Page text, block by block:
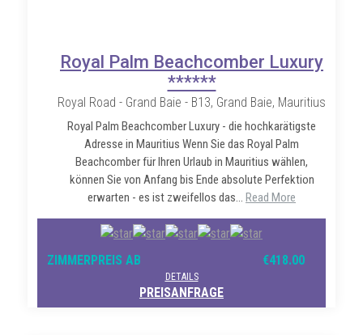
Royal Palm Beachcomber Luxury
******
Royal Road - Grand Baie - B13, Grand Baie, Mauritius
Royal Palm Beachcomber Luxury - die hochkarätigste
Adresse in Mauritius Wenn Sie das Royal Palm
Beachcomber für Ihren Urlaub in Mauritius wählen,
können Sie von Anfang bis Ende absolute Perfektion
erwarten - es ist zweifellos das... Read More
ZIMMERPREIS AB €418.00
DETAILS
PREISANFRAGE